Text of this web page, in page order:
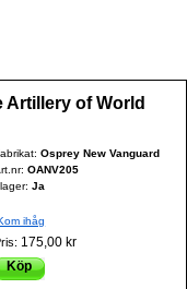
Artillery of World
Osprey New Vanguard
OANV205
Ja
ihåg
175,00 kr
Köp